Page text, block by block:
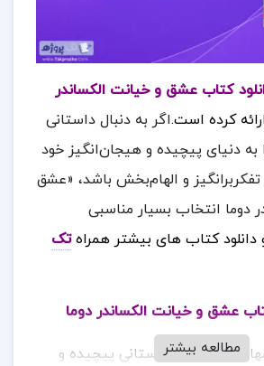
کتاب عشق و خیانت الکساندر
کرده است.اگر به دنبال داستانی
دنیای پیچیده و هیجان‌انگیز خود
و الهام‌بخش باشد، «عشق
دوما انتخاب بسیار مناسبی
دانلود کتاب های بیشتر همراهتک
عشق و خیانت الکساندر دوما
مهارت بی‌نظیری داستانی پیچیده و
مطالعه بیشتر